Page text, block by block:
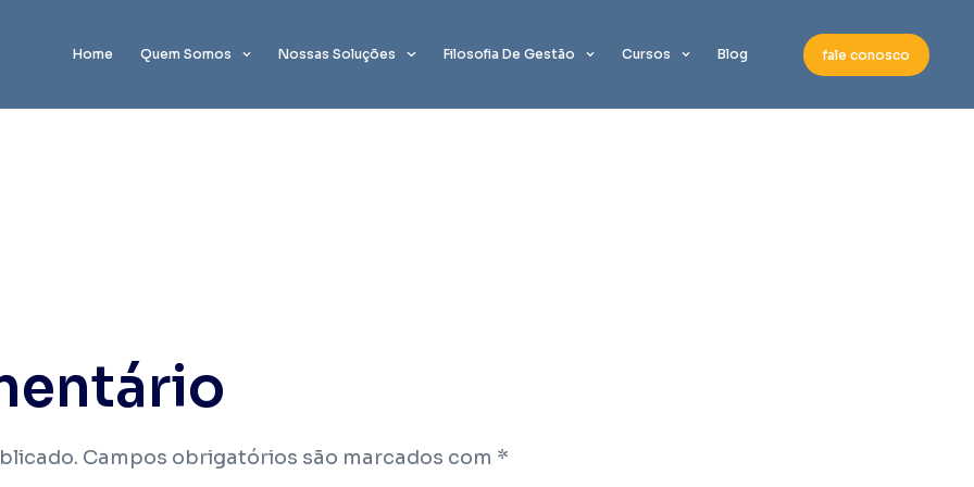
Home Quem Somos Nossas Soluções Filosofia De Gestão Cursos Blog fale conosco
Campos obrigatórios são marcados com *